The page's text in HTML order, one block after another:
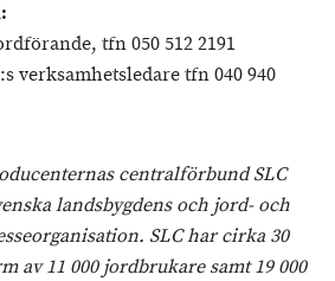
tfn ‪050 512 2191
verksamhetsledare tfn ‪040 940
centralförbund SLC
landsbygdens och jord- och
SLC har cirka 30
av 11 000 jordbrukare samt 19 000